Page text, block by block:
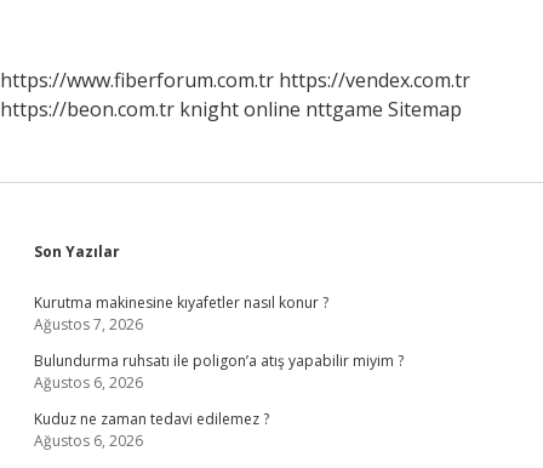
https://www.fiberforum.com.tr https://vendex.com.tr
https://beon.com.tr knight online nttgame Sitemap
Sidebar
Son Yazılar
Kurutma makinesine kıyafetler nasıl konur ?
Ağustos 7, 2026
Bulundurma ruhsatı ile poligon’a atış yapabilir miyim ?
Ağustos 6, 2026
Kuduz ne zaman tedavi edilemez ?
Ağustos 6, 2026